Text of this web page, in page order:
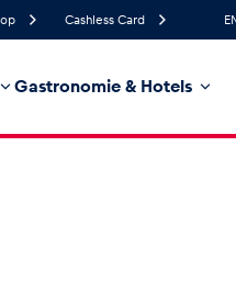
Cashless Card
Gastronomie & Hotels